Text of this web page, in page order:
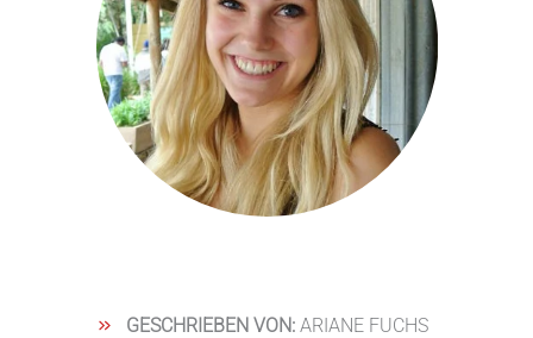
GESCHRIEBEN VON: ARIANE FUCHS